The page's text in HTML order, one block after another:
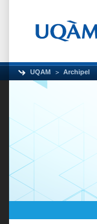
UQAM Archipel